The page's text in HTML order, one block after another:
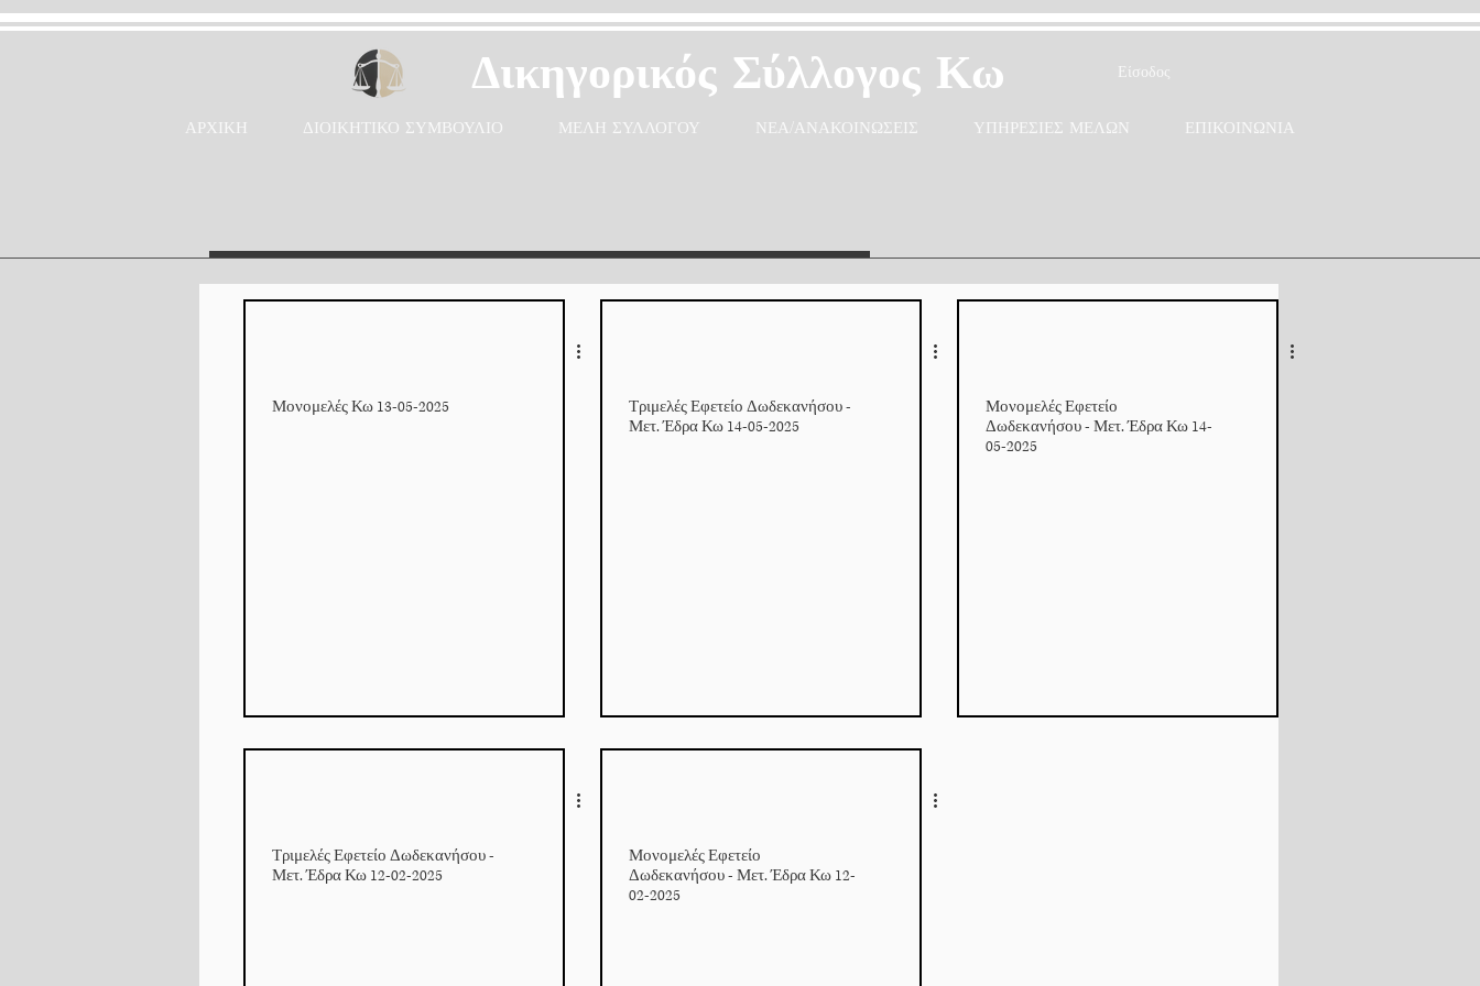
Δικηγορικός Σύλλογος Κω Είσοδος
ΑΡΧΙΚΗ ΔΙΟΙΚΗΤΙΚΟ ΣΥΜΒΟΥΛΙΟ ΜΕΛΗ ΣΥΛΛΟΓΟΥ ΝΕΑ/ΑΝΑΚΟΙΝΩΣΕΙΣ ΥΠΗΡΕΣΙΕΣ ΜΕΛΩΝ ΕΠΙΚΟΙΝΩΝΙΑ
Μονομελές Κω 13-05-2025
Τριμελές Εφετείο Δωδεκανήσου -
Μετ. Έδρα Κω 14-05-2025
Μονομελές Εφετείο
Δωδεκανήσου - Μετ. Έδρα Κω 14-
05-2025
Τριμελές Εφετείο Δωδεκανήσου -
Μετ. Έδρα Κω 12-02-2025
Μονομελές Εφετείο
Δωδεκανήσου - Μετ. Έδρα Κω 12-
02-2025